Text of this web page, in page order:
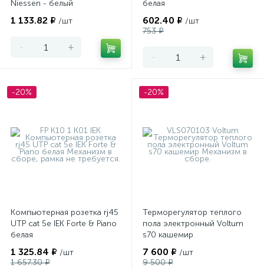
Niessen - белый
1 133.82 ₽ /шт
- +
белая
602.40 ₽ /шт
753 ₽
- +
-20%
Компьютерная розетка rj45
UTP cat 5e IEK Forte & Piano
белая
1 325.84 ₽ /шт
1 657.30 ₽
-20%
Терморегулятор теплого
пола электронный Voltum
s70 кашемир
7 600 ₽ /шт
9 500 ₽